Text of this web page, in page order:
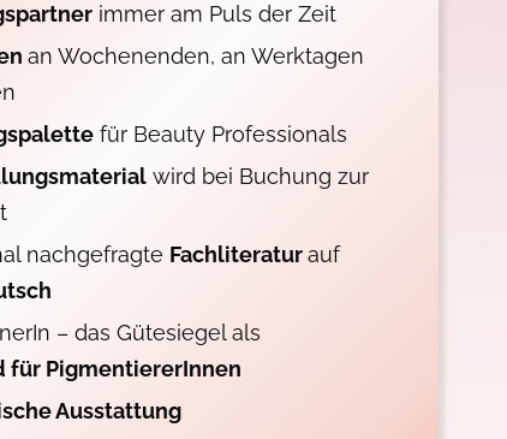
immer am Puls der Zeit
an Wochenenden, an Werktagen
für Beauty Professionals
wird bei Buchung zur
nachgefragte Fachliteraturauf
– das Gütesiegel als
für PigmentiererInnen
Ausstattung